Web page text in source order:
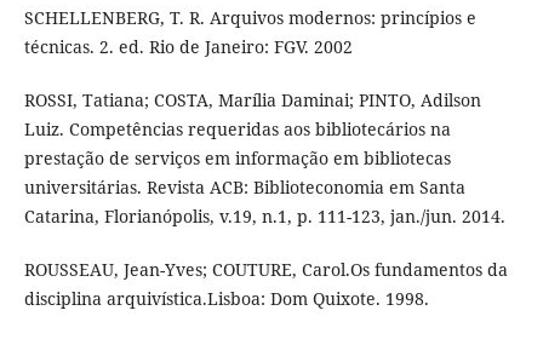
SCHELLENBERG, T. R. Arquivos modernos: princípios e
técnicas. 2. ed. Rio de Janeiro: FGV. 2002
ROSSI, Tatiana; COSTA, Marília Daminai; PINTO, Adilson
Luiz. Competências requeridas aos bibliotecários na
prestação de serviços em informação em bibliotecas
universitárias. Revista ACB: Biblioteconomia em Santa
Catarina, Florianópolis, v.19, n.1, p. 111-123, jan./jun. 2014.
ROUSSEAU, Jean-Yves; COUTURE, Carol.Os fundamentos da
disciplina arquivística.Lisboa: Dom Quixote. 1998.